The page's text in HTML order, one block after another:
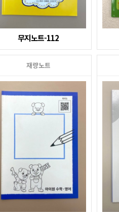
무지노트-112
재량노트